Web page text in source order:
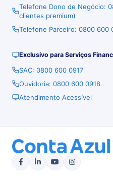
Telefone Dono de Negócio:
clientes premium)
Telefone Parceiro: 0800 600
Exclusivo para Serviços
SAC: 0800 600 0917
Ouvidoria: 0800 600 0918
Atendimento Acessível